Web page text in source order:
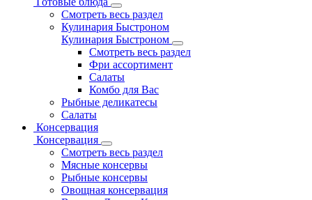
Смотреть весь раздел
Кулинария Быстроном
Кулинария Быстроном
Смотреть весь раздел
Фри ассортимент
Салаты
Комбо для Вас
Рыбные деликатесы
Салаты
Консервация
Консервация
Смотреть весь раздел
Мясные консервы
Рыбные консервы
Овощная консервация